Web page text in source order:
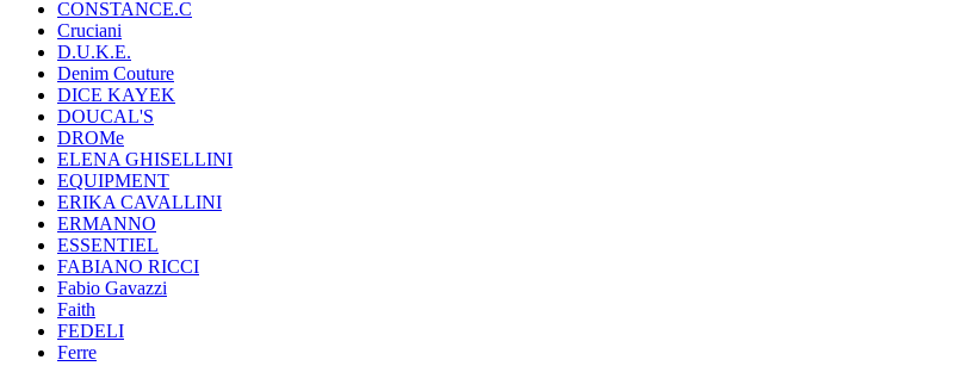
CONSTANCE.C
Cruciani
D.U.K.E.
Denim Couture
DICE KAYEK
DOUCAL'S
DROMe
ELENA GHISELLINI
EQUIPMENT
ERIKA CAVALLINI
ERMANNO
ESSENTIEL
FABIANO RICCI
Fabio Gavazzi
Faith
FEDELI
Ferre